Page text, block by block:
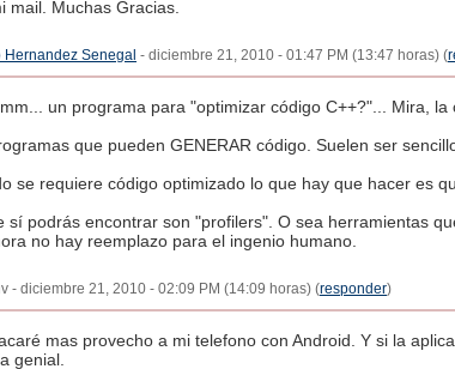
mail. Muchas Gracias.
Hernandez Senegal - diciembre 21, 2010 - 01:47 PM (13:47 horas) (
un programa para "optimizar código C++?"... Mira,
que pueden GENERAR código. Suelen ser
se requiere código optimizado lo que hay que hacer es
sí podrás encontrar son "profilers". O sea herramientas
no hay reemplazo para el ingenio humano.
- diciembre 21, 2010 - 02:09 PM (14:09 horas) (responder)
mas provecho a mi telefono con Android. Y si la
genial.